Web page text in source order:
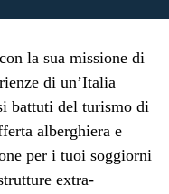
la sua missione di
di un’Italia
battuti del turismo di
alberghiera e
per i tuoi soggiorni
extra-